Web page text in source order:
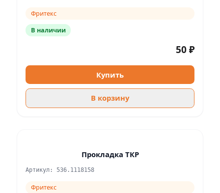
Фритекс
В наличии
50 ₽
Купить
В корзину
Прокладка ТКР
Артикул: 536.1118158
Фритекс